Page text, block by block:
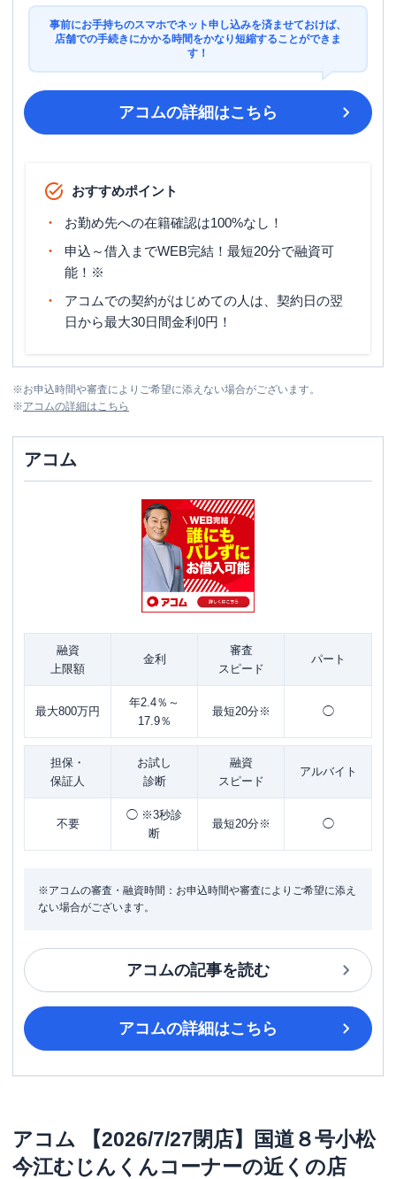
事前にお手持ちのスマホでネット申し込みを済ませておけば、
店舗での手続きにかかる時間をかなり短縮することができま
す！
アコムの詳細はこちら
おすすめポイント
お勤め先への在籍確認は100%なし！
申込～借入までWEB完結！最短20分で融資可
能！※
アコムでの契約がはじめての人は、契約日の翌
日から最大30日間金利0円！
※お申込時間や審査によりご希望に添えない場合がございます。
※アコムの詳細はこちら
アコム
融資
上限額
金利
審査
スピード
パート
最大800万円
年2.4％～
17.9％
最短20分※ ◯
担保・
保証人
お試し
診断
融資
スピード
アルバイト
不要
◯ ※3秒診
断
最短20分※ ◯
※アコムの審査・融資時間：お申込時間や審査によりご希望に添え
ない場合がございます。
アコムの記事を読む
アコムの詳細はこちら
アコム
【2026/7/27閉店】国道８号小松
今江むじんくんコーナーの近くの店